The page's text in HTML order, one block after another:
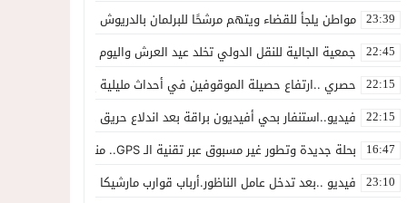
23:39 مواطن يلجأ للقضاء ويتهم مرشحًا للبرلمان بالدريوش بالاستيلاء على 22 مليون سنتيم
22:45 جمعية الجالية للنقل الدولي تخلد عيد العرش واليوم الوطني للمهاجر
22:15 حصري ..ارتفاع حصيلة الموقوفين في أحداث مليلية إلى 82 شخصًا وتحقيقات تقود إلى متابعات جنائية ثقيلة
22:15 فيديو..استنفار بحي أفيديون براقة بعد اندلاع حريق داخل ضيعة فلاحية
16:47 بحلة جديدة وتطور غير مسبوق عبر تقنية الـ GPS.. منصة “مرحباناظور” تعزز مكانتها كوجهة أولى لسكان إقليمي الناظور والدريوش
23:10 فيديو ..بعد تدخل عامل الناظور.أرباب قوارب مارشيكا يعلقون احتجاجهم